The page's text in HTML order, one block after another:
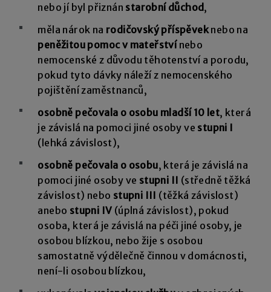
nebo jí byl přiznán starobní důchod,
měla nárok na rodičovský příspěveknebo na
peněžitou pomoc v mateřstvínebo
nemocenské z důvodu těhotenství a porodu,
pokud tyto dávky náleží z nemocenského
pojištění zaměstnanců,
osobně pečovala o osobu mladší 10 let, která
je závislá na pomoci jiné osoby ve stupni I
(lehká závislost),
osobně pečovala o osobu, která je závislá na
pomoci jiné osoby ve stupni II (středně těžká
závislost) nebo stupni III (těžká závislost)
anebo stupni IV (úplná závislost), pokud
osoba, která je závislá na péči jiné osoby, je
osobou blízkou, nebo žije s osobou
samostatně výdělečně činnou v domácnosti,
není-li osobou blízkou,